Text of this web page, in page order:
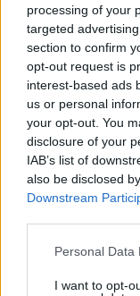
processing of your
targeted
section to confirm
opt-out request is
interest-based ads
us or personal
your opt-out. You
disclosure of your
IAB’s list of
also be disclosed
Downstream
Please note that
not limited to your
Personal Data
I want to opt-
Η Πολιτική
όταν ένας...
ελικόπτερό
λουόμενους -